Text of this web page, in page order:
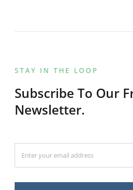
STAY IN THE LOOP
Subscribe To Our
Newsletter.